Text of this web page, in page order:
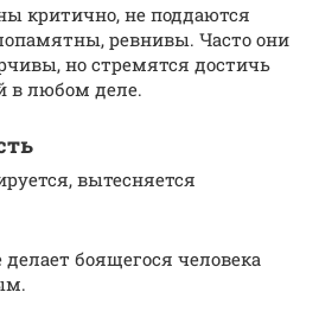
критично, не поддаются
ревнивы. Часто они
но стремятся достичь
в любом деле.
вытесняется
боящегося человека